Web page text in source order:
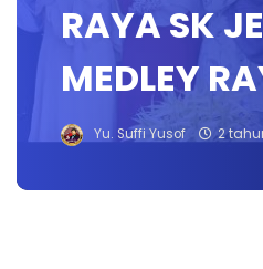
RAYA SK
MEDLEY
Yu. Suffi Yusof 2